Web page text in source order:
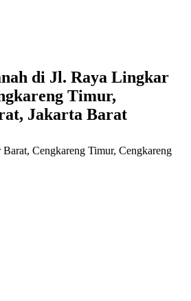
di Jl. Raya Lingkar
Timur,
Jakarta Barat
Cengkareng Timur, Cengkareng